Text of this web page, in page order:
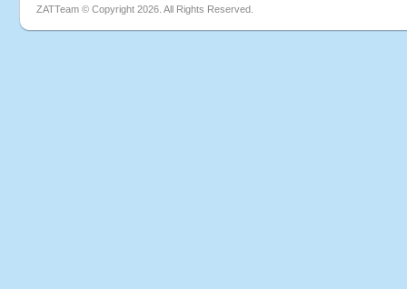
ZATTeam © Copyright 2026. All Rights Reserved.